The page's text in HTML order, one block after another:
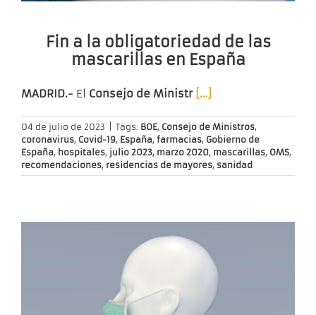
Fin a la obligatoriedad de las
mascarillas en España
MADRID.- El Consejo de Ministr […]
04 de julio de 2023 Tags: BOE, Consejo de Ministros,
coronavirus, Covid-19, España, farmacias, Gobierno de
España, hospitales, julio 2023, marzo 2020, mascarillas, OMS,
recomendaciones, residencias de mayores, sanidad